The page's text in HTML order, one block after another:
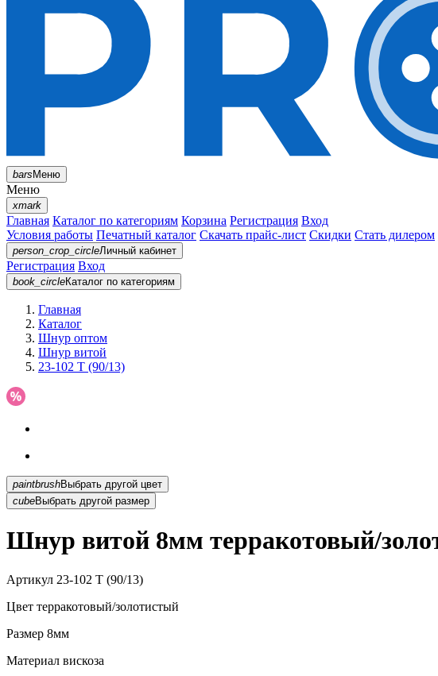
barsМеню
Меню
xmark
Главная Каталог по категориям Корзина Регистрация Вход
Условия работы Печатный каталог Скачать прайс-лист Скидки Стать дилером
person_crop_circleЛичный кабинет
Регистрация Вход
book_circleКаталог по категориям
Главная
Каталог
Шнур оптом
Шнур витой
23-102 T (90/13)
paintbrush
Выбрать другой цвет
cubeВыбрать другой размер
Шнур витой 8мм терракотовый/
Артикул 23-102 T (90/13)
Цвет терракотовый/золотистый
Размер 8мм
Материал вискоза